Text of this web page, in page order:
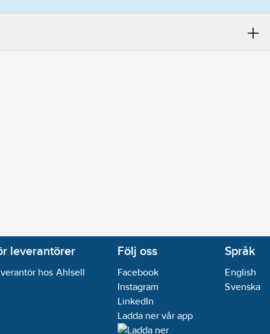
leverantörer
hos Ahlsell
Följ oss
Facebook
Instagram
LinkedIn
Ladda ner vår app
Språk
English
Svenska